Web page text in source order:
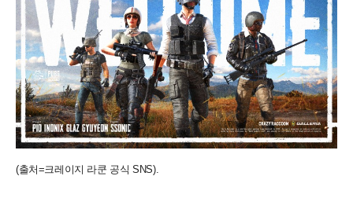
(출처=크레이지 라쿤 공식 SNS).